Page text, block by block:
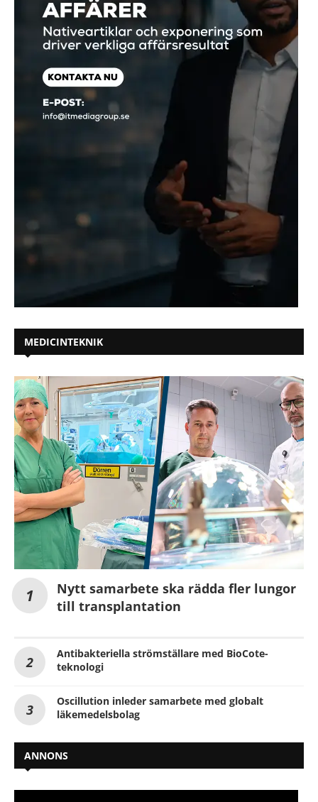
MEDICINTEKNIK
Nytt samarbete ska rädda fler lungor
till transplantation
Antibakteriella strömställare med BioCote-
teknologi
Oscillution inleder samarbete med globalt
läkemedelsbolag
ANNONS